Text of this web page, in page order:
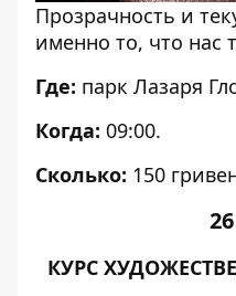
Прозрачность и
именно то, что нас
Где: парк Лазаря
Когда: 09:00.
Сколько: 150
КУРС